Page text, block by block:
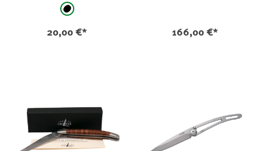
auswählen
schwarz
20,00 €* 166,00 €*